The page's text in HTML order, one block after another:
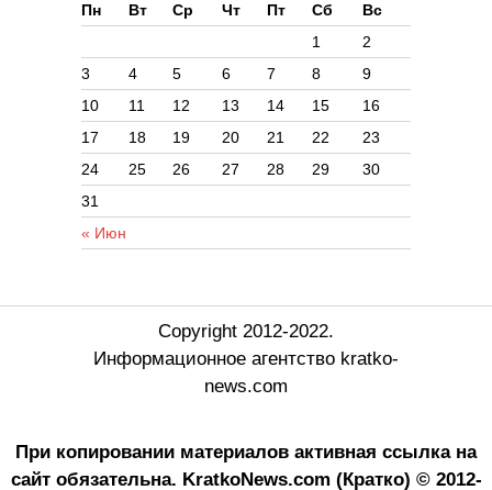
Пн
Вт Ср Чт Пт Сб Вс
« Июн
1
2
3
4 5 6 7 8
9
10
11 12 13 14 15
16
17
18 19 20 21 22
23
24
25 26 27 28 29
30
31
Copyright 2012-2022.
Информационное агентство kratko-
news.com
При копировании материалов активная ссылка на
сайт обязательна. KratkoNews.com (Кратко) © 2012-